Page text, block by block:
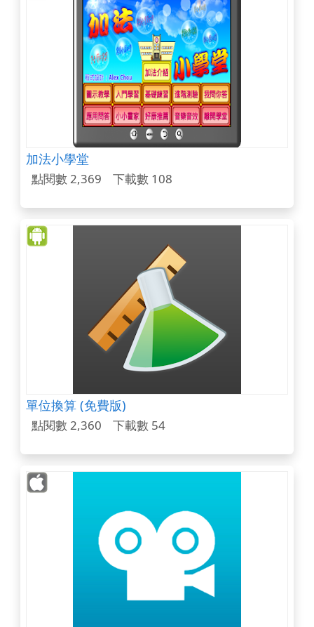
加法小學堂
點閱數 2,369 下載數 108
單位換算 (免費版)
點閱數 2,360 下載數 54